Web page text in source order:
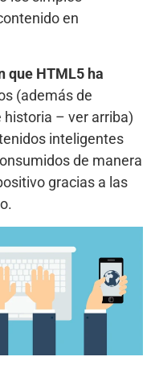
en
que HTML5 ha
(además de
historia – ver arriba)
inteligentes
de manera
gracias a las